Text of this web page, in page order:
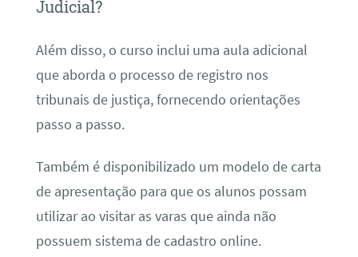
Judicial?
Além disso, o curso inclui uma aula adicional
que aborda o processo de registro nos
tribunais de justiça, fornecendo orientações
passo a passo.
Também é disponibilizado um modelo de carta
de apresentação para que os alunos possam
utilizar ao visitar as varas que ainda não
possuem sistema de cadastro online.